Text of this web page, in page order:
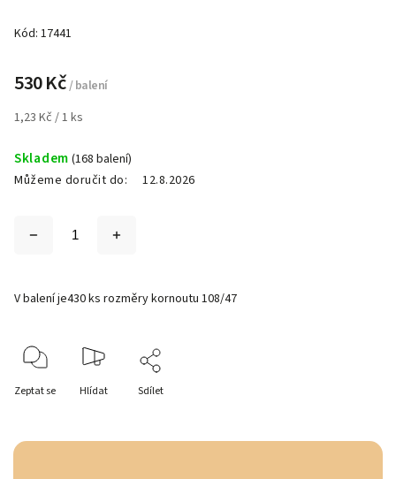
Kód: 17441
530 Kč/ balení
1,23 Kč / 1 ks
Skladem (168 balení)
Můžeme doručit do:
12.8.2026
V balení je430 ks rozměry kornoutu 108/47
Zeptat se Hlídat Sdílet